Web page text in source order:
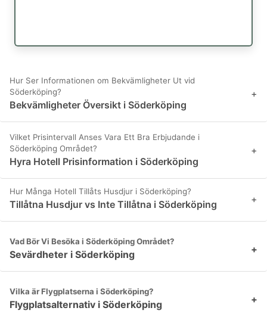
Hur Ser Informationen om Bekvämligheter Ut vid
Söderköping?
Bekvämligheter Översikt i Söderköping
+
Vilket Prisintervall Anses Vara Ett Bra Erbjudande i
Söderköping Området?
Hyra Hotell Prisinformation i Söderköping
+
Hur Många Hotell Tillåts Husdjur i Söderköping?
Tillåtna Husdjur vs Inte Tillåtna i Söderköping +
Vad Bör Vi Besöka i Söderköping Området?
Sevärdheter i Söderköping +
Vilka är Flygplatserna i Söderköping?
Flygplatsalternativ i Söderköping +